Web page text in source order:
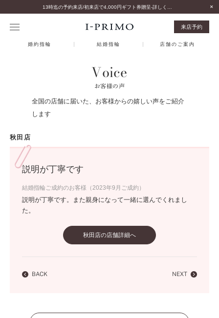
来店予約
婚約指輪 結婚指輪 店舗のご案内
Voice
お客様の声
全国の店舗に届いた、お客様からの嬉しい声をご紹介
します
秋田店
説明が丁寧です
結婚指輪ご成約のお客様（2023年9月ご成約）
説明が丁寧です。また親身になって一緒に選んでくれまし
た。
秋田店の店舗詳細へ
BACK NEXT